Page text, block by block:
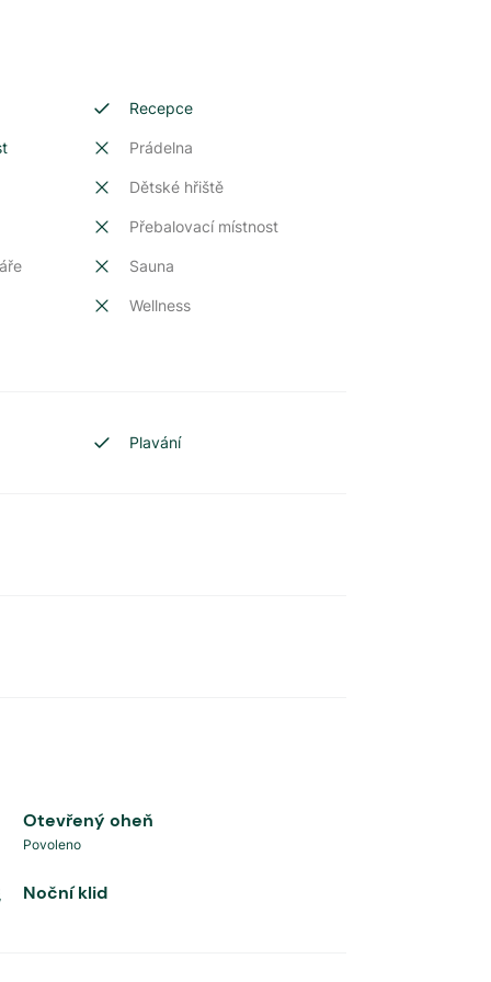
Recepce
Prádelna
Dětské hřiště
Přebalovací místnost
Sauna
Wellness
Plavání
Otevřený oheň
Povoleno
Noční klid